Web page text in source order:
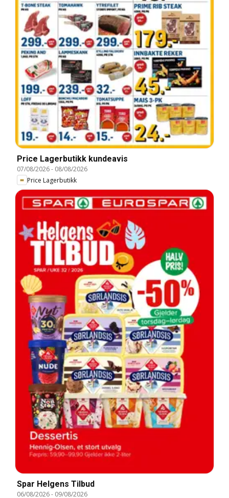
Price Lagerbutikk kundeavis
07/08/2026- 08/08/2026
Price Lagerbutikk
Spar Helgens Tilbud
06/08/2026- 09/08/2026